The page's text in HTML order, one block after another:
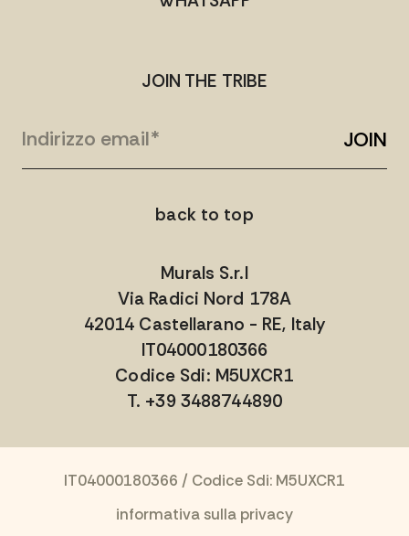
JOIN THE TRIBE
JOIN
back to top
Murals S.r.l
Via Radici Nord 178A
42014 Castellarano - RE, Italy
IT04000180366
Codice Sdi: M5UXCR1
T. +39 3488744890
IT04000180366 / Codice Sdi: M5UXCR1
informativa sulla privacy